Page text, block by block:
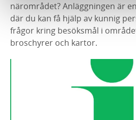
närområdet? Anläggningen är
där du kan få hjälp av kunnig
frågor kring besöksmål i
broschyrer och kartor.